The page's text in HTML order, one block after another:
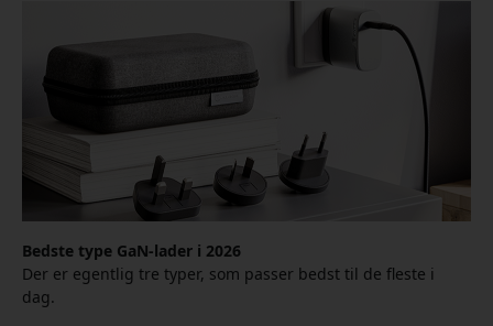
Bedste type GaN-lader i 2026
Der er egentlig tre typer, som passer bedst til de fleste i
dag.